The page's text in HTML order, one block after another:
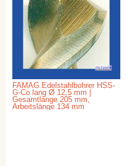
FAMAG Edelstahlbohrer HSS-
G-Co lang Ø 12,5 mm |
Gesamtlänge 205 mm,
Arbeitslänge 134 mm